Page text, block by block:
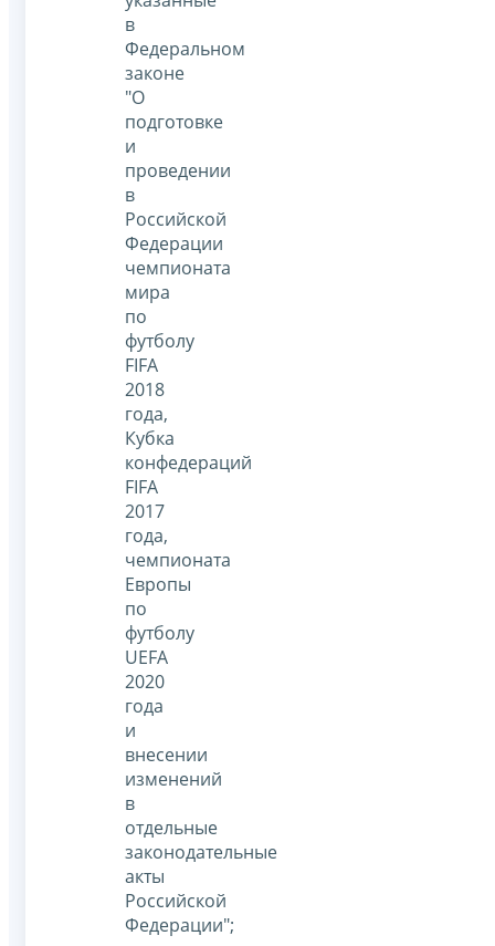
в
Федеральном
законе
"О
подготовке
и
проведении
в
Российской
Федерации
чемпионата
мира
по
футболу
FIFA
2018
года,
Кубка
конфедераций
FIFA
2017
года,
чемпионата
Европы
по
футболу
UEFA
2020
года
и
внесении
изменений
в
отдельные
законодательные
акты
Российской
Федерации";